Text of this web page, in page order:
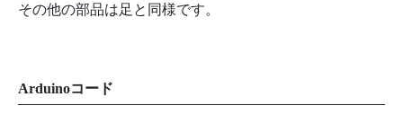
その他の部品は足と同様です。
Arduinoコード